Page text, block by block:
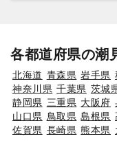
各都道府県の潮
北海道 青森県 岩手県
神奈川県 千葉県 茨城
静岡県 三重県 大阪府
山口県 鳥取県 島根県
佐賀県 長崎県 熊本県